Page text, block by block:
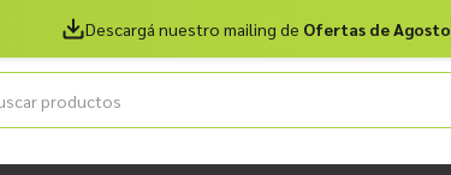
Descargá nuestro mailing de Ofertas de Agosto